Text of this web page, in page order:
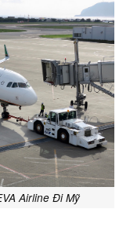
Airline Đi Mỹ